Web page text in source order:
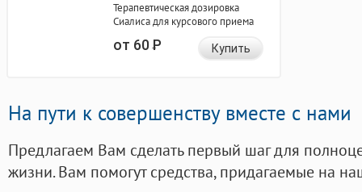
Терапевтическая дозировка
Сиалиса для курсового приема
от 60Р Купить
На пути к совершенству вместе с нами
Предлагаем Вам сделать первый шаг для
жизни. Вам помогут средства, придагаемые на